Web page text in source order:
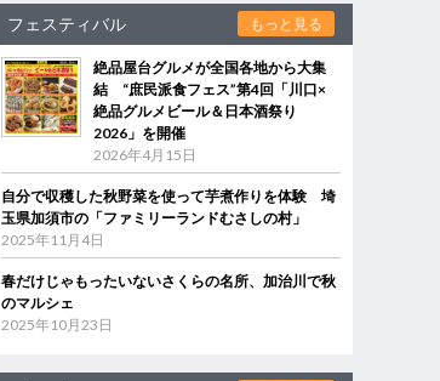
フェスティバル もっと見る
絶品屋台グルメが全国各地から大集
結 “庶民派食フェス”第4回「川口×
絶品グルメビール＆日本酒祭り
2026」を開催
2026年4月15日
自分で収穫した秋野菜を使って芋煮作りを体験 埼
玉県加須市の「ファミリーランドむさしの村」
2025年11月4日
春だけじゃもったいないさくらの名所、加治川で秋
のマルシェ
2025年10月23日